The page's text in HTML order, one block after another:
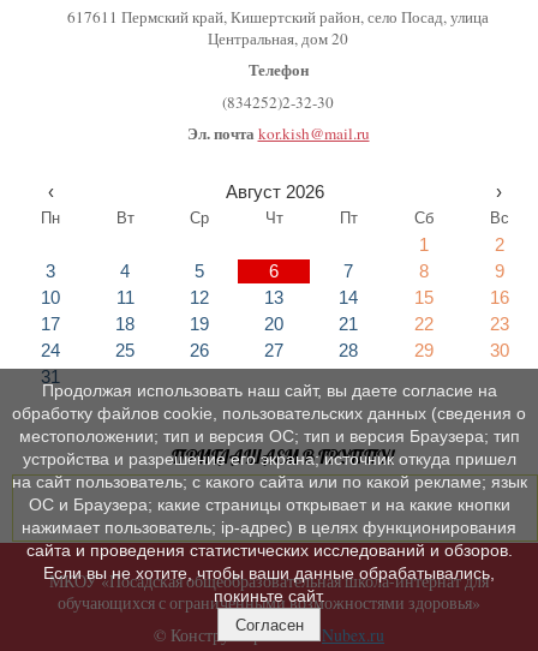
617611 Пермский край, Кишертский район, село Посад, улица
Центральная, дом 20
Телефон
(834252)2-32-30
Эл. почта kor.kish@mail.ru
‹ Август 2026 ›
Пн Вт Ср Чт Пт Сб Вс
1
2
3
4 5 6 7 8
9
10
11 12 13 14 15
16
17
18 19 20 21 22
23
24
25 26 27 28 29
30
31
ПРИГЛАШАЕМ В ГРУППУ!
МКОУ «Посадская общеобразовательная школа-интернат для
обучающихся с ограниченными возможностями здоровья»
© Конструктор сайтов Nubex.ru
Продолжая использовать наш сайт, вы даете согласие на
обработку файлов cookie, пользовательских данных (сведения о
местоположении; тип и версия ОС; тип и версия Браузера; тип
устройства и разрешение его экрана; источник откуда пришел
на сайт пользователь; с какого сайта или по какой рекламе; язык
ОС и Браузера; какие страницы открывает и на какие кнопки
нажимает пользователь; ip-адрес) в целях функционирования
сайта и проведения статистических исследований и обзоров.
Если вы не хотите, чтобы ваши данные обрабатывались,
покиньте сайт.
Согласен